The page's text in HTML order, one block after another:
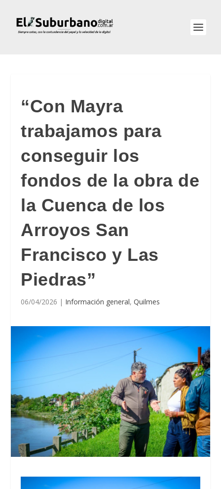
“Con Mayra
trabajamos para
conseguir los
fondos de la obra de
la Cuenca de los
Arroyos San
Francisco y Las
Piedras”
06/04/2026 | Información general,Quilmes